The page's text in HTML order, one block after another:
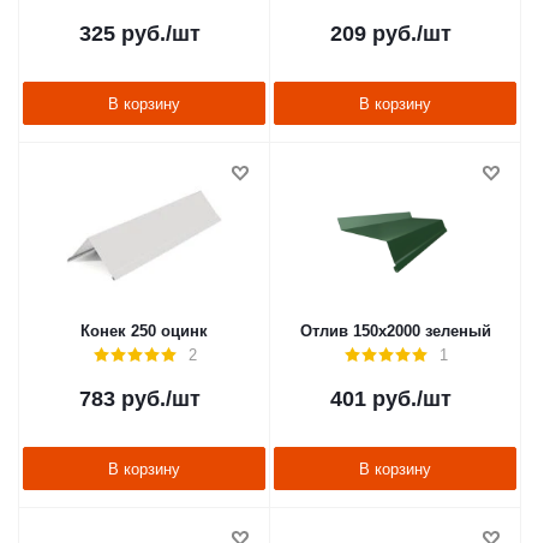
325 руб./шт
В корзину
209 руб./шт
В корзину
Конек 250 оцинк
2
783 руб./шт
В корзину
Отлив 150х2000 зеленый
1
401 руб./шт
В корзину